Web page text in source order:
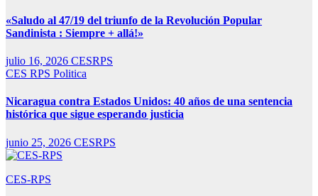
«Saludo al 47/19 del triunfo de la Revolución Popular
Sandinista : Siempre + allá!»
julio 16, 2026 CESRPS
CES RPS Politica
Nicaragua contra Estados Unidos: 40 años de una sentencia
histórica que sigue esperando justicia
junio 25, 2026 CESRPS
CES-RPS